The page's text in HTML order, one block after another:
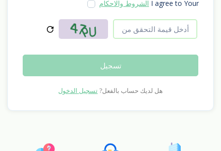
I agree to Your الشروط والاحكام
تسجيل
هل لديك حساب بالفعل?تسجيل الدخول